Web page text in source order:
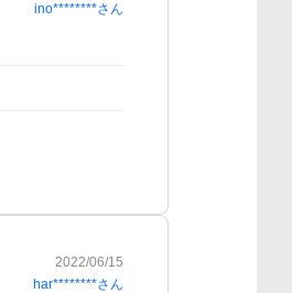
ino********さん
2022/06/15
har********さん